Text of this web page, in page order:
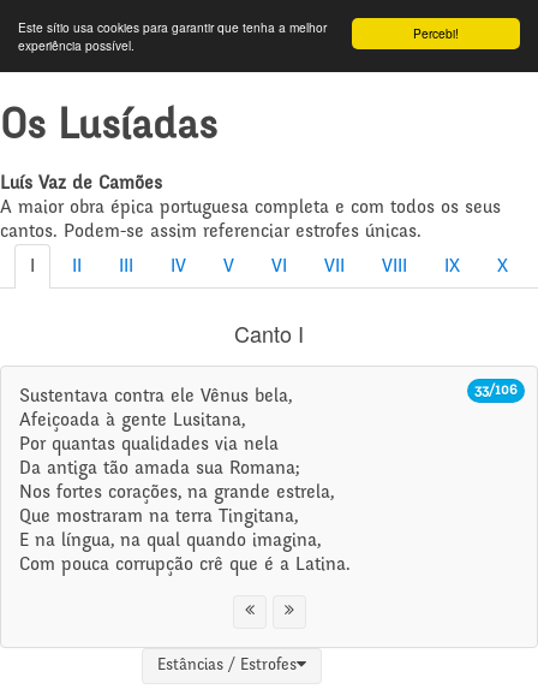
Percebi!
Este sítio usa cookies para garantir que tenha a melhor
experiência possível.
Os Lusíadas
Luís Vaz de Camões
A maior obra épica portuguesa completa e com todos os seus
cantos. Podem-se assim referenciar estrofes únicas.
IV V VI VII VIII IX X
Canto I
33/106
Sustentava contra ele Vênus bela,
Afeiçoada à gente Lusitana,
Por quantas qualidades via nela
Da antiga tão amada sua Romana;
Nos fortes corações, na grande estrela,
Que mostraram na terra Tingitana,
E na língua, na qual quando imagina,
Com pouca corrupção crê que é a Latina.
Estâncias / Estrofes